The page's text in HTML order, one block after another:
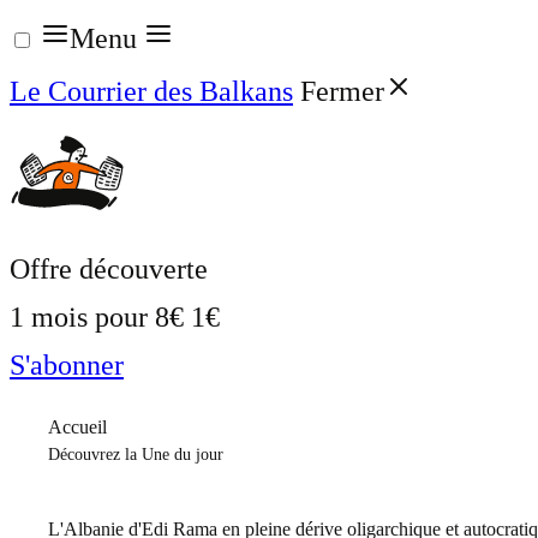
Aller
au
contenu
Menu
Le Courrier des Balkans Fermer
Offre découverte
1 mois pour 8€ 1€
S'abonner
Accueil
Découvrez la Une du jour
L'Albanie d'Edi Rama en pleine dérive oligarchique et